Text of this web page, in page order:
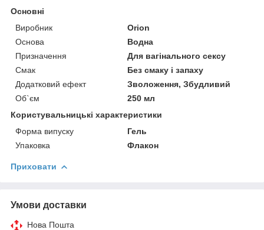
Основні
Виробник
Orion
Основа
Водна
Призначення
Для вагінального сексу
Смак
Без смаку і запаху
Додатковий ефект
Зволоження, Збудливий
Об`єм
250 мл
Користувальницькі характеристики
Форма випуску
Гель
Упаковка
Флакон
Приховати
Умови доставки
Нова Пошта